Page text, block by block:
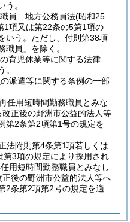
う。
職員 地方公務員法(昭和25
1項又は第22条の5第1項の
いう。 ただし、付則第38項
職員」を除く。
育児休業等に関する法律
。
派遣等に関する条例の一部
任用短時間勤務職員とみな
正後の野洲市公益的法人等
第2条第2項第1号の規定を
法附則第4条第1項若しくは
3項の規定により採用され
用短時間勤務職員とみなし
後の野洲市公益的法人等へ
2条第2項第2号の規定を適